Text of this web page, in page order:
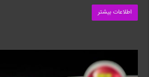
اطلاعات بیشتر